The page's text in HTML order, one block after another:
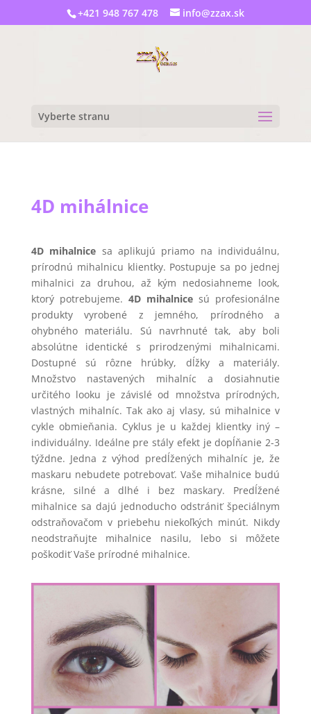
+421 948 767 478 info@zzax.sk
Vyberte stranu
4D mihálnice
4D mihalnice sa aplikujú priamo na individuálnu,
prírodnú mihalnicu klientky. Postupuje sa po jednej
mihalnici za druhou, až kým nedosiahneme look,
ktorý potrebujeme. 4D mihalnice sú profesionálne
produkty vyrobené z jemného, prírodného a
ohybného materiálu. Sú navrhnuté tak, aby boli
absolútne identické s prirodzenými mihalnicami.
Dostupné sú rôzne hrúbky, dĺžky a materiály.
Množstvo nastavených mihalníc a dosiahnutie
určitého looku je závislé od množstva prírodných,
vlastných mihalníc. Tak ako aj vlasy, sú mihalnice v
cykle obmieňania. Cyklus je u každej klientky iný –
individuálny. Ideálne pre stály efekt je dopĺňanie 2-3
týždne. Jedna z výhod predĺžených mihalníc je, že
maskaru nebudete potrebovať. Vaše mihalnice budú
krásne, silné a dlhé i bez maskary. Predĺžené
mihalnice sa dajú jednoducho odstrániť špeciálnym
odstraňovačom v priebehu niekoľkých minút. Nikdy
neodstraňujte mihalnice nasilu, lebo si môžete
poškodiť Vaše prírodné mihalnice.